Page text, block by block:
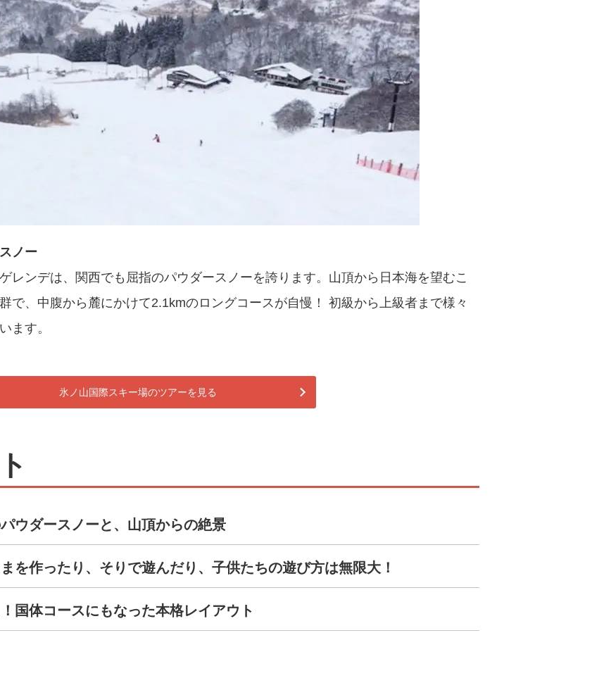
ノー
レンデは、関西でも屈指のパウダースノーを誇ります。山頂から日本海を望むこ
で、中腹から麓にかけて2.1kmのロングコースが自慢！ 初級から上級者まで様々
ます。
氷ノ山国際スキー場のツアーを見る
ウダースノーと、山頂からの絶景
を作ったり、そりで遊んだり、子供たちの遊び方は無限大！
国体コースにもなった本格レイアウト